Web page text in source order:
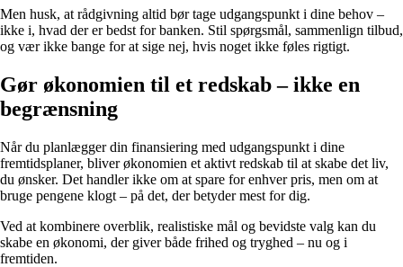
Men husk, at rådgivning altid bør tage udgangspunkt i dine behov –
ikke i, hvad der er bedst for banken. Stil spørgsmål, sammenlign tilbud,
og vær ikke bange for at sige nej, hvis noget ikke føles rigtigt.
Gør økonomien til et redskab – ikke en
begrænsning
Når du planlægger din finansiering med udgangspunkt i dine
fremtidsplaner, bliver økonomien et aktivt redskab til at skabe det liv,
du ønsker. Det handler ikke om at spare for enhver pris, men om at
bruge pengene klogt – på det, der betyder mest for dig.
Ved at kombinere overblik, realistiske mål og bevidste valg kan du
skabe en økonomi, der giver både frihed og tryghed – nu og i
fremtiden.